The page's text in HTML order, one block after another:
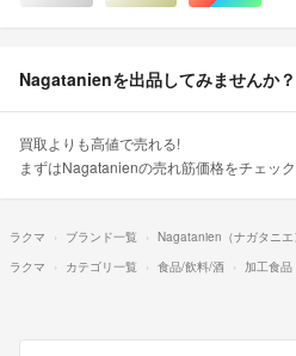
Nagatanienを出品してみませんか？
買取よりも高値で売れる!
まずはNagatanienの売れ筋価格をチェック
ラクマ ブランド一覧 Nagatanien（ナガタニエ
ラクマ
カテゴリ一覧 食品/飲料/酒 加工食品